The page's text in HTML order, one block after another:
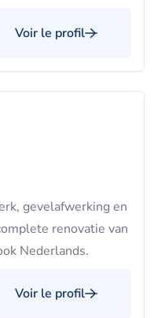
Voir le profil
gevelafwerking en
renovatie van
Nederlands.
Voir le profil